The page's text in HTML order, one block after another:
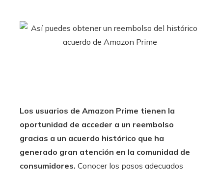
Los usuarios de Amazon Prime tienen la
oportunidad de acceder a un reembolso
gracias a un acuerdo histórico que ha
generado gran atención en la comunidad de
consumidores. Conocer los pasos adecuados